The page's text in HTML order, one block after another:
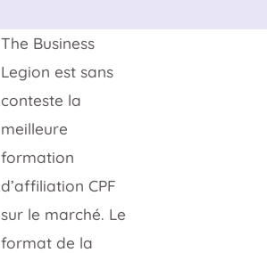
The Business
Legion est sans
conteste la
meilleure
formation
d’affiliation CPF
sur le marché. Le
format de la